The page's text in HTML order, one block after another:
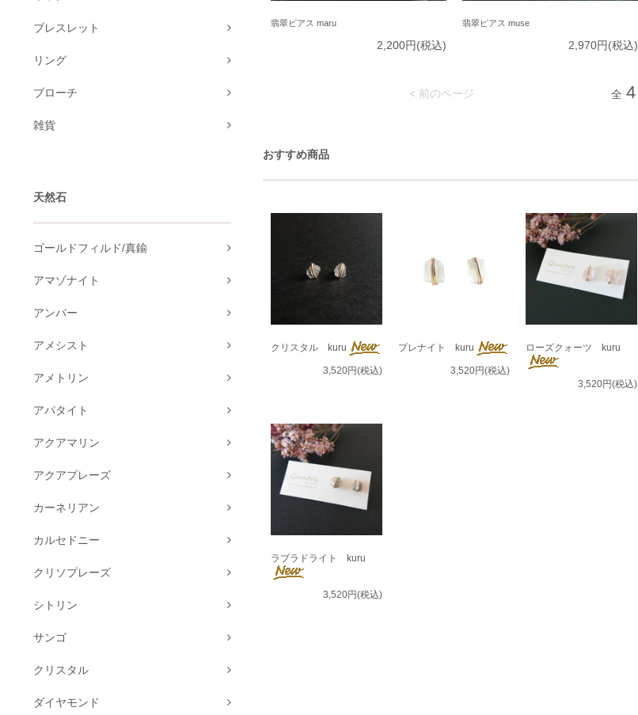
ブレスレット
リング
ブローチ
雑貨
天然石
ゴールドフィルド/真鍮
アマゾナイト
アンバー
アメシスト
アメトリン
アパタイト
アクアマリン
アクアプレーズ
カーネリアン
カルセドニー
クリソプレーズ
シトリン
サンゴ
クリスタル
ダイヤモンド
翡翠ピアス maru
2,200円(税込)
翡翠ピアス muse
2,970円(税込)
< 前のページ 全 4
おすすめ商品
クリスタル kuru
3,520円(税込)
プレナイト kuru
3,520円(税込)
ローズクォーツ kuru
3,520円(税込)
ラブラドライト kuru
3,520円(税込)